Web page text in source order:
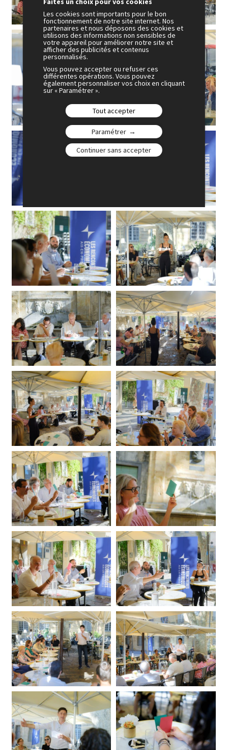
Les cookies sont importants pour le bon
fonctionnement de notre site internet. Nos
partenaires et nous déposons des cookies et
utilisons des informations non sensibles de
votre appareil pour améliorer notre site et
afficher des publicités et contenus
personnalisés.
Vous pouvez accepter ou refuser ces
différentes opérations. Vous pouvez
également personnaliser vos choix en cliquant
sur « Paramétrer ».
Tout accepter
Paramétrer
Continuer sans accepter